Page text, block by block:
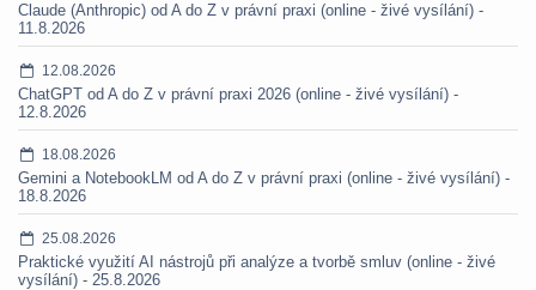
Claude (Anthropic) od A do Z v právní praxi (online - živé vysílání) -
11.8.2026
12.08.2026
ChatGPT od A do Z v právní praxi 2026 (online - živé vysílání) -
12.8.2026
18.08.2026
Gemini a NotebookLM od A do Z v právní praxi (online - živé vysílání) -
18.8.2026
25.08.2026
Praktické využití AI nástrojů při analýze a tvorbě smluv (online - živé
vysílání) - 25.8.2026